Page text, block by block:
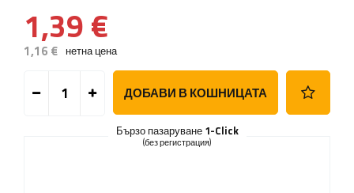
1,39 €
1,16 € нетна цена
ДОБАВИ В КОШНИЦАТА
Бързо пазаруване 1-Click
(без регистрация)